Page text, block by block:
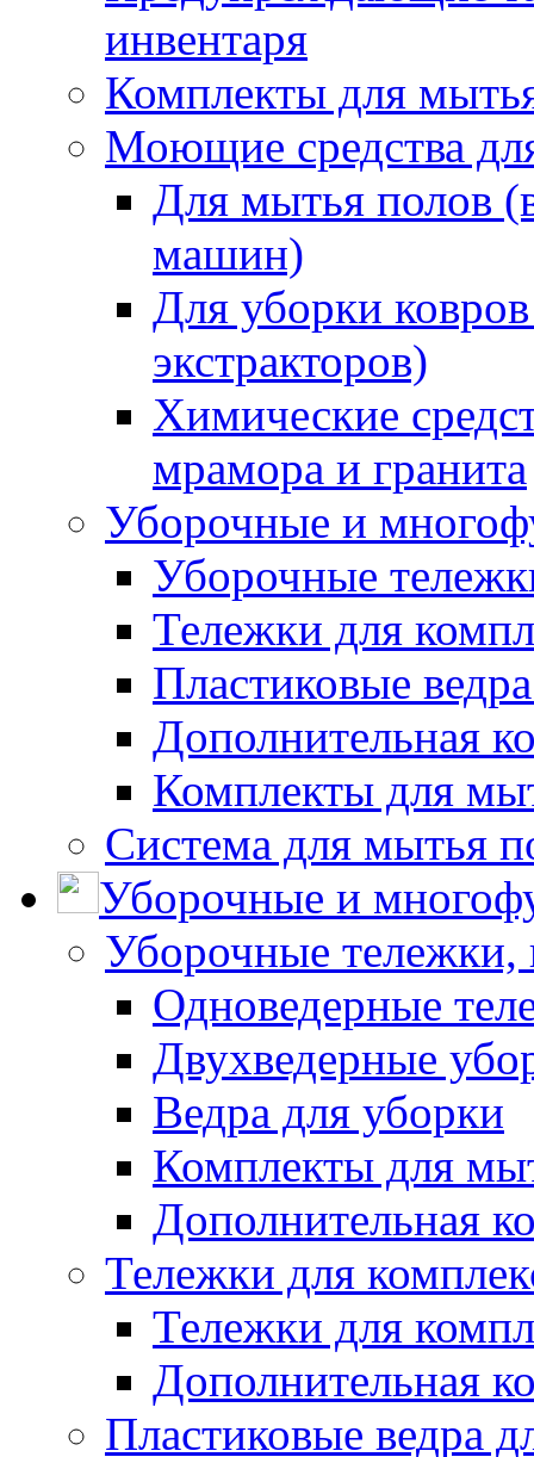
инвентаря
Комплекты для
Моющие средства
Для мытья полов
машин)
Для уборки
экстракторов)
Химические
мрамора и гранита
Уборочные и
Уборочные
Тележки для
Пластиковые
Дополнительная
Комплекты для
Система для мытья
Уборочные и
Уборочные тележки,
Одноведерные
Двухведерные
Ведра для уборки
Комплекты для
Дополнительная
Тележки для
Тележки для
Дополнительная
Пластиковые ведра